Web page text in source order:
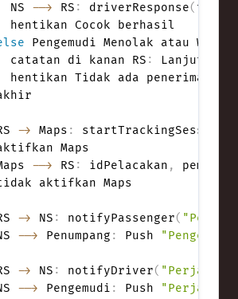
NS
--> RS : driverResponse(
hentikan Cocok berhasil
Pengemudi Menolak atau
catatan di kanan RS
:
Lanjut ke
hentikan Tidak ada penerimaan
-> Maps : startTrackingSession
Maps
--> RS : idPelacakan ,
aktifkan Maps
-> NS : notifyPassenger(
--> Penumpang : Push
-> NS : notifyDriver(
--> Pengemudi : Push